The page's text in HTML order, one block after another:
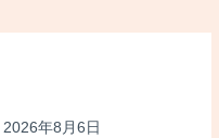
2026年8月6日